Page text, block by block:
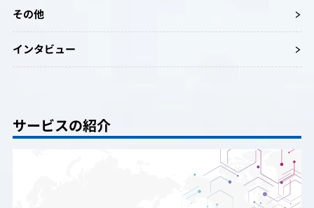
その他
インタビュー
サービスの紹介